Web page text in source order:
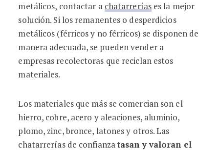
metálicos, contactar a chatarreríases la mejor
solución. Si los remanentes o desperdicios
metálicos (férricos y no férricos) se disponen de
manera adecuada, se pueden vender a
empresas recolectoras que reciclan estos
materiales.
Los materiales que más se comercian son el
hierro, cobre, acero y aleaciones, aluminio,
plomo, zinc, bronce, latones y otros. Las
chatarrerías de confianzatasan y valoran el